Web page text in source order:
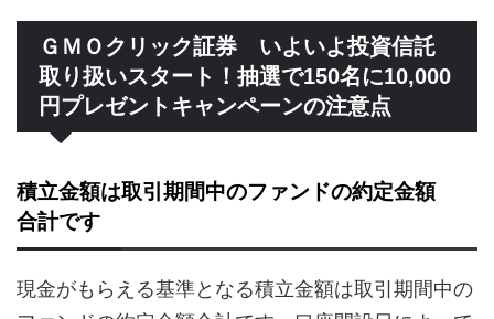
ＧＭＯクリック証券 いよいよ投資信託
取り扱いスタート！抽選で150名に10,000
円プレゼントキャンペーンの注意点
積立金額は取引期間中のファンドの約定金額
合計です
現金がもらえる基準となる積立金額は取引期間中の